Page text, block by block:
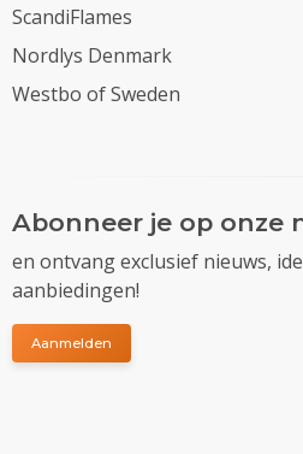
ScandiFlames
Nordlys Denmark
Westbo of Sweden
Abonneer je op onze
en ontvang exclusief nieuws,
aanbiedingen!
Aanmelden